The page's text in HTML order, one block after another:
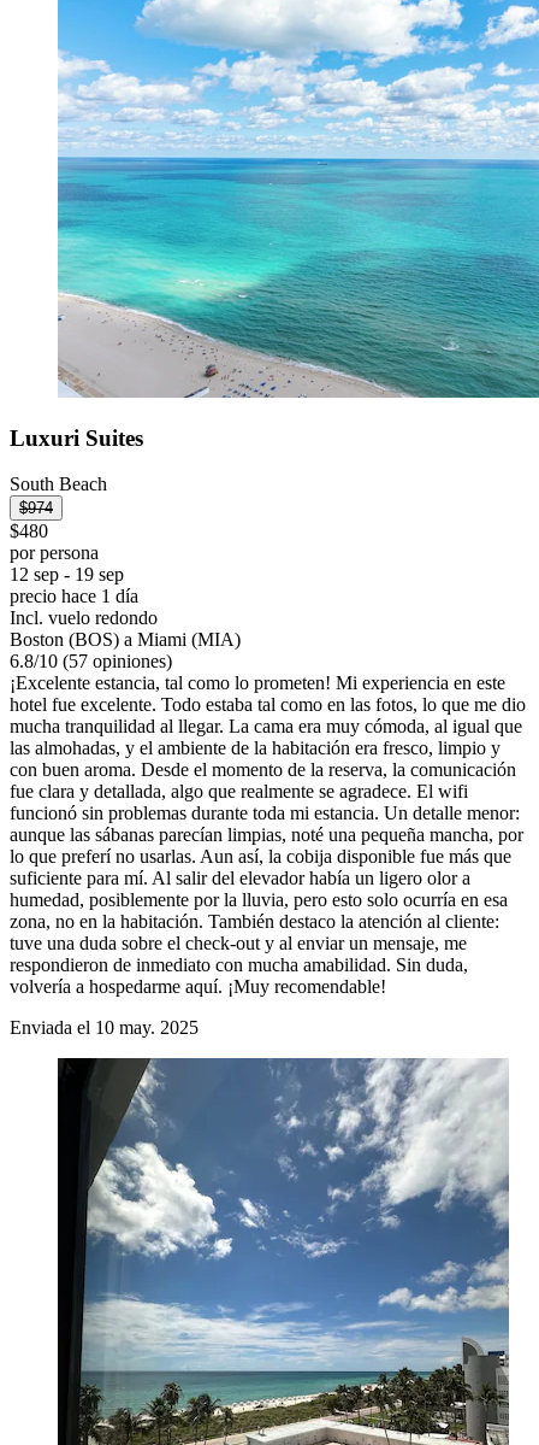
Luxuri Suites
South Beach
$974
$480
por persona
12 sep - 19 sep
precio hace 1 día
Incl. vuelo redondo
Boston (BOS) a Miami (MIA)
6.8/10 (57 opiniones)
¡Excelente estancia, tal como lo prometen! Mi experiencia en este
hotel fue excelente. Todo estaba tal como en las fotos, lo que me dio
mucha tranquilidad al llegar. La cama era muy cómoda, al igual que
las almohadas, y el ambiente de la habitación era fresco, limpio y
con buen aroma. Desde el momento de la reserva, la comunicación
fue clara y detallada, algo que realmente se agradece. El wifi
funcionó sin problemas durante toda mi estancia. Un detalle menor:
aunque las sábanas parecían limpias, noté una pequeña mancha, por
lo que preferí no usarlas. Aun así, la cobija disponible fue más que
suficiente para mí. Al salir del elevador había un ligero olor a
humedad, posiblemente por la lluvia, pero esto solo ocurría en esa
zona, no en la habitación. También destaco la atención al cliente:
tuve una duda sobre el check-out y al enviar un mensaje, me
respondieron de inmediato con mucha amabilidad. Sin duda,
volvería a hospedarme aquí. ¡Muy recomendable!
Enviada el 10 may. 2025